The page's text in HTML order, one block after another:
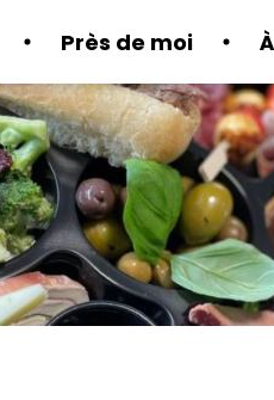
Près de moi